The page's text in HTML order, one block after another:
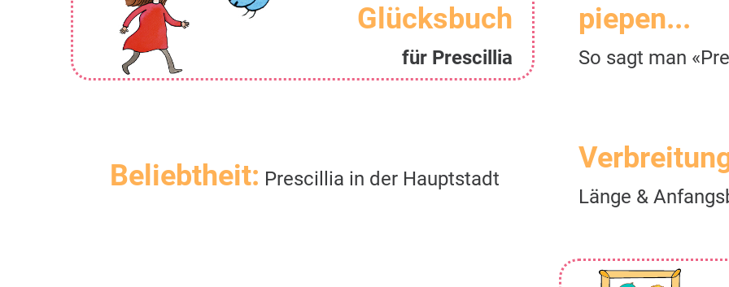
Glücksbuch
für Prescillia
piepen...
So sagt man
Beliebtheit: Prescillia in der Hauptstadt
Länge &